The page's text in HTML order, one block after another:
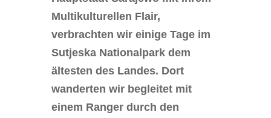
Multikulturellen Flair,
verbrachten wir einige Tage im
Sutjeska Nationalpark dem
ältesten des Landes. Dort
wanderten wir begleitet mit
einem Ranger durch den